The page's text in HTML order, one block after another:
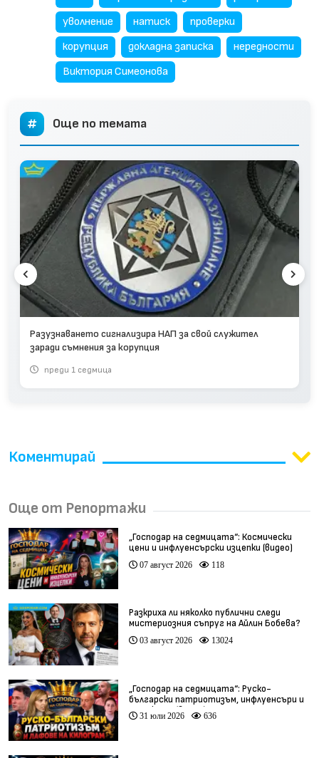
уволнение
натиск
проверки
корупция
докладна записка
нередности
Виктория Симеонова
Още по темата
Разузнаването сигнализира НАП за свой служител
заради съмнения за корупция
преди 1 седмица
Коментирай
Още от Репортажи
„Господар на седмицата“: Космически
цени и инфлуенсърски изцепки (видео)
07 август 2026 118
Разкриха ли няколко публични следи
мистериозния съпруг на Айлин Бобева?
03 август 2026 13024
„Господар на седмицата“: Руско-
български патриотизъм, инфлуенсъри и
тарикати (видео)
31 юли 2026 636